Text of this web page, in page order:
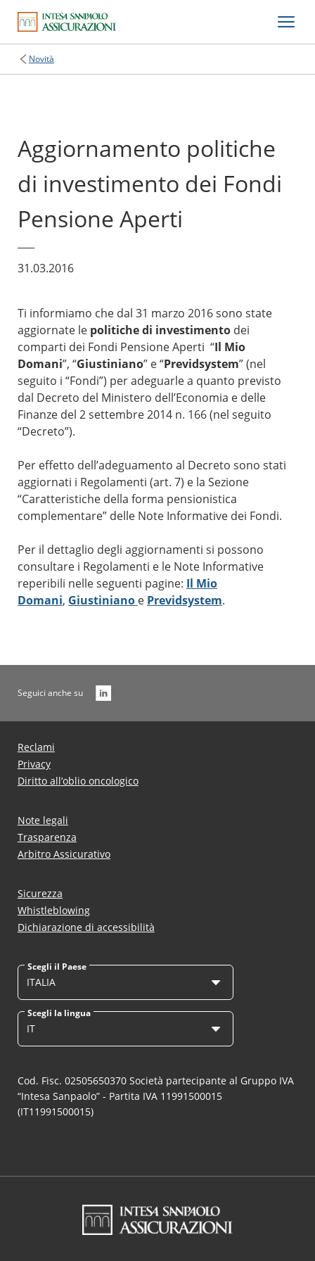
Novità
Aggiornamento politiche
di investimento dei Fondi
Pensione Aperti
31.03.2016
Ti informiamo che dal 31 marzo 2016 sono state
aggiornate le politiche di investimento dei
comparti dei Fondi Pensione Aperti “Il Mio
Domani”, “Giustiniano” e “Previdsystem” (nel
seguito i “Fondi”) per adeguarle a quanto previsto
dal Decreto del Ministero dell’Economia e delle
Finanze del 2 settembre 2014 n. 166 (nel seguito
“Decreto”).
Per effetto dell’adeguamento al Decreto sono stati
aggiornati i Regolamenti (art. 7) e la Sezione
“Caratteristiche della forma pensionistica
complementare” delle Note Informative dei Fondi.
Per il dettaglio degli aggiornamenti si possono
consultare i Regolamenti e le Note Informative
reperibili nelle seguenti pagine: Il Mio
Domani, Giustiniano e Previdsystem.
Seguici anche su
Reclami
Privacy
Diritto all’oblio oncologico
Note legali
Trasparenza
Arbitro Assicurativo
Sicurezza
Whistleblowing
Dichiarazione di accessibilità
Scegli il Paese
ITALIA
Scegli la lingua
IT
Cod. Fisc. 02505650370 Società partecipante al Gruppo IVA
“Intesa Sanpaolo” - Partita IVA 11991500015
(IT11991500015)